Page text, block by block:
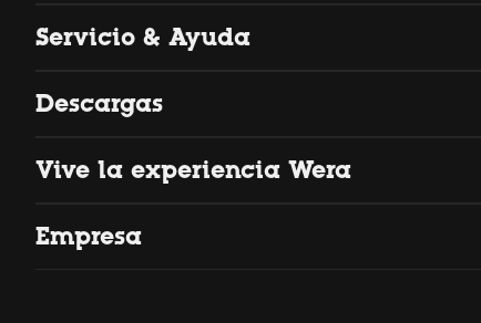
Servicio & Ayuda
Descargas
Vive la experiencia Wera
Empresa